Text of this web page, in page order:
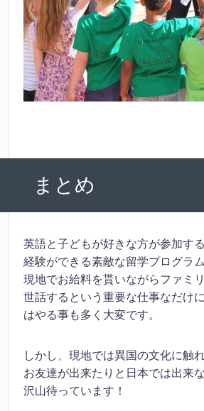
まとめ
英語と子どもが好きな方が参加す
経験ができる素敵な留学プログラ
現地でお給料を貰いながらファミ
世話するという重要な仕事なだけ
はやる事も多く大変です。
しかし、現地では異国の文化に触
お友達が出来たりと日本では出来
沢山待っています！